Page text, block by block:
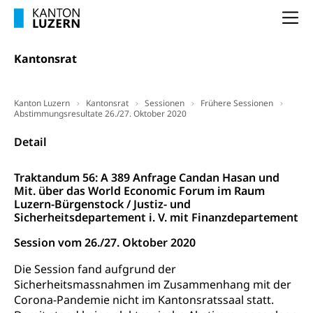
Kantonsrat
Kanton Luzern Kantonsrat Sessionen
Frühere Sessionen
Abstimmungsresultate 26./27. Oktober 2020
Detail
Traktandum 56: A 389 Anfrage Candan Hasan und
Mit. über das World Economic Forum im Raum
Luzern-Bürgenstock / Justiz- und
Sicherheitsdepartement i. V. mit Finanzdepartement
Session vom 26./27. Oktober 2020
Die Session fand aufgrund der
Sicherheitsmassnahmen im Zusammenhang mit der
Corona-Pandemie nicht im Kantonsratssaal statt.
Altersvorsorge (gruezi.lu.ch)
Bildung und Forschung
Forschungsförderung, Wissenschaftsmarketing,
Pilotprojekte Klima
Projektförderung Universität Luzern unilu
Erwachsenenbildung und Weiterbildung
Nachdiplomstudium, Zusatzlehre, Höhere
Neuorientierung, Grundkompetenzen,
Berufsberatung, Standortbestimmung,
Studienberatung, Beratung und Unterstützung,
Berufsabschluss für Erwachsene
Erwachsenenmatura
Bildungsgutscheine Grundkompetenzen
Bildung & Berufsabschluss für Erwachsene
Berufliche Grundbildung
Lehre, Berufsfachschule, Lehrbetrieb, Lehrvertrag,
Berufsberatung, Qualifikationsverfahren,
Berufswahl & Berufsberatung, Schnupperlehre und
Lehrstellensuche, Berufsmaturität,